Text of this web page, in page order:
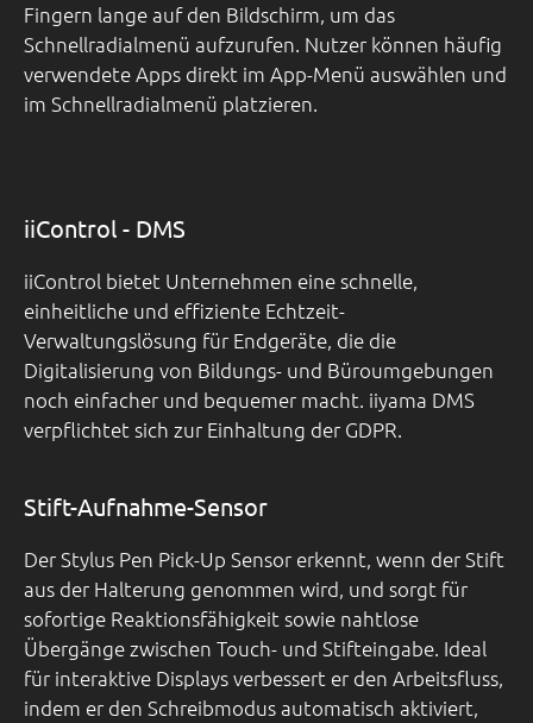
Fingern lange auf den Bildschirm, um das
Schnellradialmenü aufzurufen. Nutzer können häufig
verwendete Apps direkt im App-Menü auswählen und
im Schnellradialmenü platzieren.
iiControl - DMS
iiControl bietet Unternehmen eine schnelle,
einheitliche und effiziente Echtzeit-
Verwaltungslösung für Endgeräte, die die
Digitalisierung von Bildungs- und Büroumgebungen
noch einfacher und bequemer macht. iiyama DMS
verpflichtet sich zur Einhaltung der GDPR.
Stift-Aufnahme-Sensor
Der Stylus Pen Pick-Up Sensor erkennt, wenn der Stift
aus der Halterung genommen wird, und sorgt für
sofortige Reaktionsfähigkeit sowie nahtlose
Übergänge zwischen Touch- und Stifteingabe. Ideal
für interaktive Displays verbessert er den Arbeitsfluss,
indem er den Schreibmodus automatisch aktiviert,